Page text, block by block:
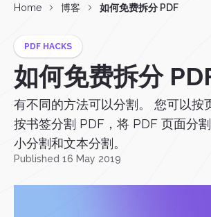
Home 博客 如何免费拆分 PDF
PDF HACKS
如何免费拆分
有不同的方法可以分割。 您可以按
按书签分割 PDF，将 PDF 页面分
小分割和文本分割。
Published 16 May 2019